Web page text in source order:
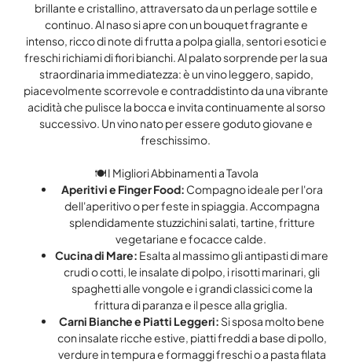
brillante e cristallino, attraversato da un perlage sottile e
continuo. Al naso si apre con un bouquet fragrante e
intenso, ricco di note di frutta a polpa gialla, sentori esotici e
freschi richiami di fiori bianchi. Al palato sorprende per la sua
straordinaria immediatezza: è un vino leggero, sapido,
piacevolmente scorrevole e contraddistinto da una vibrante
acidità che pulisce la bocca e invita continuamente al sorso
successivo. Un vino nato per essere goduto giovane e
freschissimo.
🍽️ I Migliori Abbinamenti a Tavola
Aperitivi e Finger Food: Compagno ideale per l'ora
dell'aperitivo o per feste in spiaggia. Accompagna
splendidamente stuzzichini salati, tartine, fritture
vegetariane e focacce calde.
Cucina di Mare: Esalta al massimo gli antipasti di mare
crudi o cotti, le insalate di polpo, i risotti marinari, gli
spaghetti alle vongole e i grandi classici come la
frittura di paranza e il pesce alla griglia.
Carni Bianche e Piatti Leggeri: Si sposa molto bene
con insalate ricche estive, piatti freddi a base di pollo,
verdure in tempura e formaggi freschi o a pasta filata